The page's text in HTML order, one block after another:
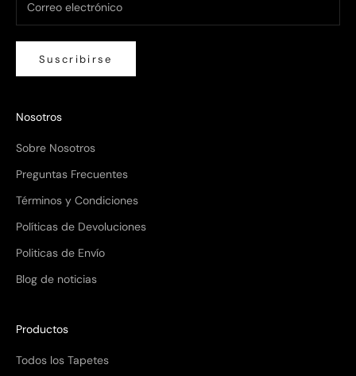
Suscribirse
Nosotros
Sobre Nosotros
Preguntas Frecuentes
Términos y Condiciones
Políticas de Devoluciones
Politicas de Envío
Blog de noticias
Productos
Todos los Tapetes